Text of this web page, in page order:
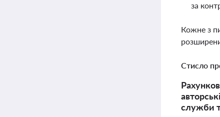
за
Кожне з
Стисло
служби